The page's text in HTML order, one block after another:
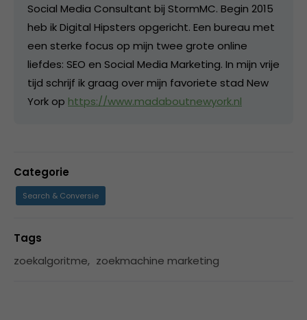
Social Media Consultant bij StormMC. Begin 2015
heb ik Digital Hipsters opgericht. Een bureau met
een sterke focus op mijn twee grote online
liefdes: SEO en Social Media Marketing. In mijn vrije
tijd schrijf ik graag over mijn favoriete stad New
York op https://www.madaboutnewyork.nl
Categorie
Search & Conversie
Tags
zoekalgoritme, zoekmachine marketing